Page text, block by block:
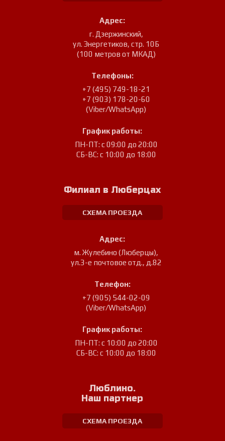
Адрес:
г. Дзержинский,
ул. Энергетиков, стр. 10Б
(100 метров от МКАД)
Телефоны:
+7 (495) 749-18-21
+7 (903) 178-20-60
(Viber/WhatsApp)
График работы:
ПН-ПТ: с 09:00 до 20:00
СБ-ВС: с 10:00 до 18:00
Филиал в Люберцах
СХЕМА ПРОЕЗДА
Адрес:
м. Жулебино (Люберцы),
ул.3-е почтовое отд., д.82
Телефон:
+7 (905) 544-02-09
(Viber/WhatsApp)
График работы:
ПН-ПТ: с 10:00 до 20:00
СБ-ВС: с 10:00 до 18:00
Люблино.
Наш партнер
СХЕМА ПРОЕЗДА